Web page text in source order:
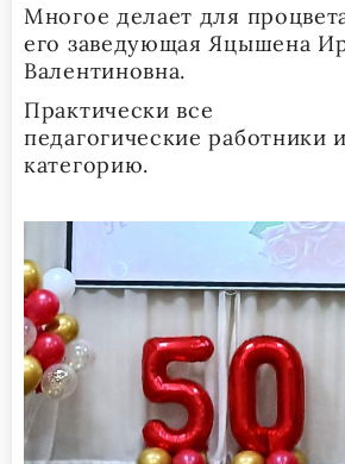
Многое делает для
его заведующая Яцышена
Валентиновна.
Практически все
педагогические
категорию.